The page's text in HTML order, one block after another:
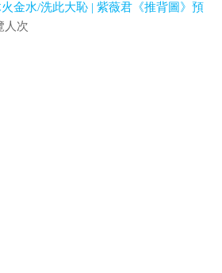
金水/洗此大恥 | 紫薇君《推背圖》預
人次